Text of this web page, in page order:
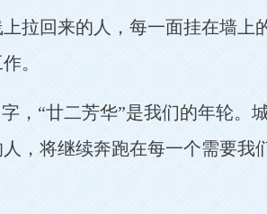
拉回来的人，每一面挂在墙上
。
，“廿二芳华”是我们的年轮。
，将继续奔跑在每一个需要